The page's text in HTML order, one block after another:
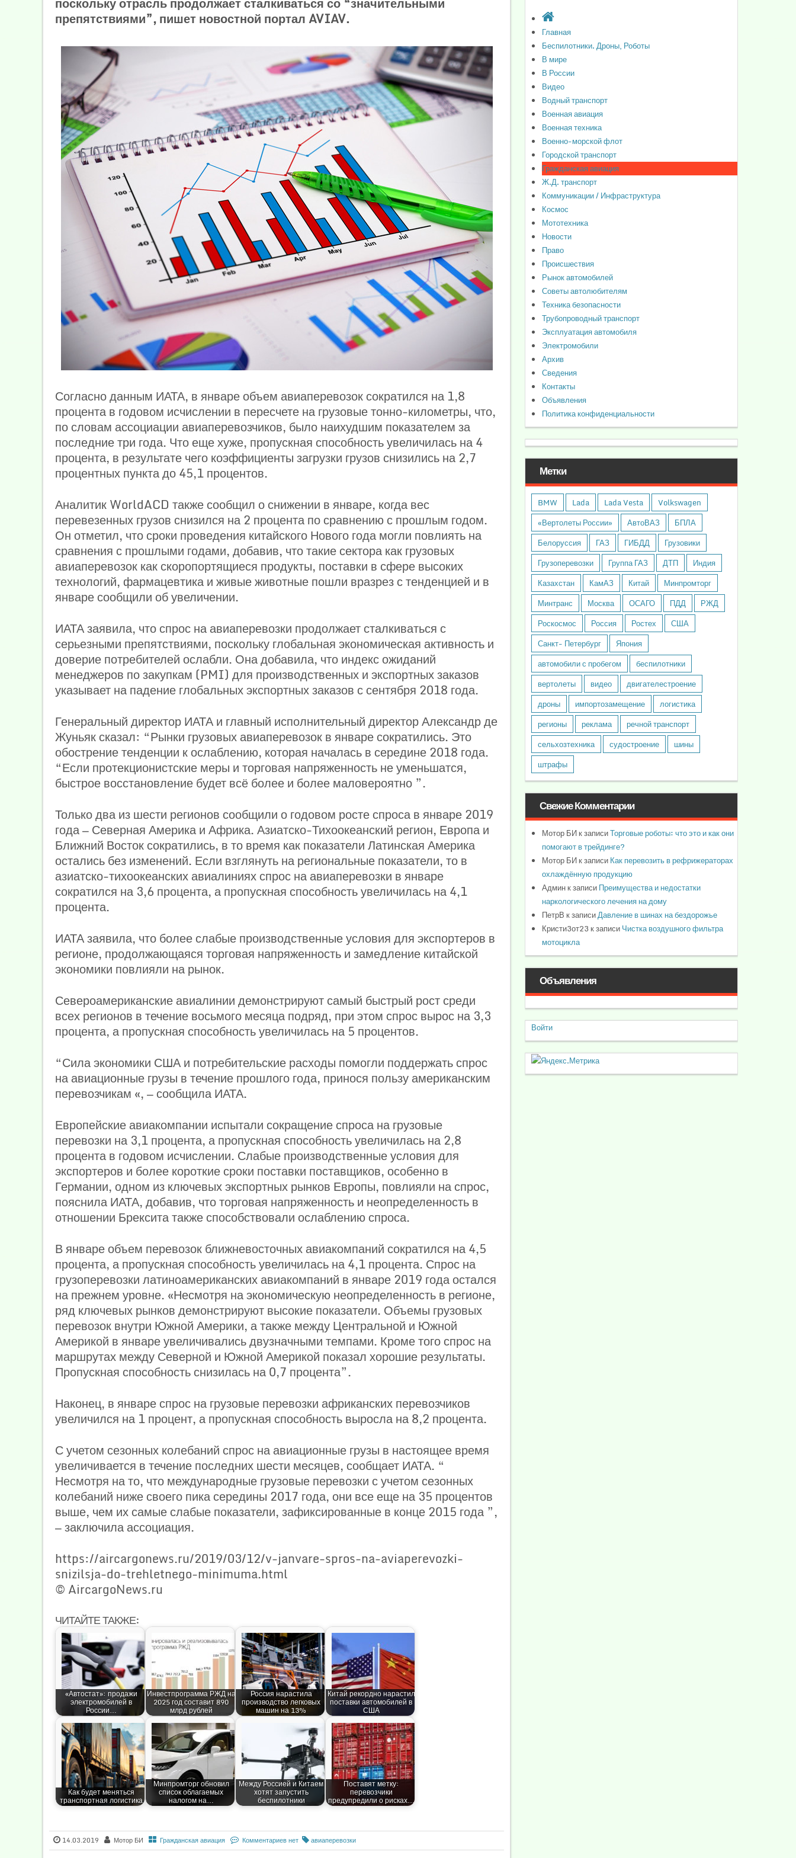
препятствиями”, пишет новостной портал AVIAV.
Согласно данным ИАТА, в январе объем авиаперевозок сократился на 1,8
процента в годовом исчислении в пересчете на грузовые тонно-километры, что,
по словам ассоциации авиаперевозчиков, было наихудшим показателем за
последние три года. Что еще хуже, пропускная способность увеличилась на 4
процента, в результате чего коэффициенты загрузки грузов снизились на 2,7
процентных пункта до 45,1 процентов.
Аналитик WorldACD также сообщил о снижении в январе, когда вес
перевезенных грузов снизился на 2 процента по сравнению с прошлым годом.
Он отметил, что сроки проведения китайского Нового года могли повлиять на
сравнения с прошлыми годами, добавив, что такие сектора как грузовых
авиаперевозок как скоропортящиеся продукты, поставки в сфере высоких
технологий, фармацевтика и живые животные пошли вразрез с тенденцией и в
январе сообщили об увеличении.
ИАТА заявила, что спрос на авиаперевозки продолжает сталкиваться с
серьезными препятствиями, поскольку глобальная экономическая активность и
доверие потребителей ослабли. Она добавила, что индекс ожиданий
менеджеров по закупкам (PMI) для производственных и экспортных заказов
указывает на падение глобальных экспортных заказов с сентября 2018 года.
Генеральный директор ИАТА и главный исполнительный директор Александр де
Жуньяк сказал: “Рынки грузовых авиаперевозок в январе сократились. Это
обострение тенденции к ослаблению, которая началась в середине 2018 года.
“Если протекционистские меры и торговая напряженность не уменьшатся,
быстрое восстановление будет всё более и более маловероятно ”.
Только два из шести регионов сообщили о годовом росте спроса в январе 2019
года — Северная Америка и Африка. Азиатско-Тихоокеанский регион, Европа и
Ближний Восток сократились, в то время как показатели Латинская Америка
остались без изменений. Если взглянуть на региональные показатели, то в
азиатско-тихоокеанских авиалиниях спрос на авиаперевозки в январе
сократился на 3,6 процента, а пропускная способность увеличилась на 4,1
процента.
ИАТА заявила, что более слабые производственные условия для экспортеров в
регионе, продолжающаяся торговая напряженность и замедление китайской
экономики повлияли на рынок.
Североамериканские авиалинии демонстрируют самый быстрый рост среди
всех регионов в течение восьмого месяца подряд, при этом спрос вырос на 3,3
процента, а пропускная способность увеличилась на 5 процентов.
“Сила экономики США и потребительские расходы помогли поддержать спрос
на авиационные грузы в течение прошлого года, принося пользу американским
перевозчикам «, — сообщила ИАТА.
Европейские авиакомпании испытали сокращение спроса на грузовые
перевозки на 3,1 процента, а пропускная способность увеличилась на 2,8
процента в годовом исчислении. Слабые производственные условия для
экспортеров и более короткие сроки поставки поставщиков, особенно в
Германии, одном из ключевых экспортных рынков Европы, повлияли на спрос,
пояснила ИАТА, добавив, что торговая напряженность и неопределенность в
отношении Брексита также способствовали ослаблению спроса.
В январе объем перевозок ближневосточных авиакомпаний сократился на 4,5
процента, а пропускная способность увеличилась на 4,1 процента. Спрос на
грузоперевозки латиноамериканских авиакомпаний в январе 2019 года остался
на прежнем уровне. «Несмотря на экономическую неопределенность в регионе,
ряд ключевых рынков демонстрируют высокие показатели. Объемы грузовых
перевозок внутри Южной Америки, а также между Центральной и Южной
Америкой в январе увеличивались двузначными темпами. Кроме того спрос на
маршрутах между Северной и Южной Америкой показал хорошие результаты.
Пропускная способность снизилась на 0,7 процента”.
Наконец, в январе спрос на грузовые перевозки африканских перевозчиков
увеличился на 1 процент, а пропускная способность выросла на 8,2 процента.
С учетом сезонных колебаний спрос на авиационные грузы в настоящее время
увеличивается в течение последних шести месяцев, сообщает ИАТА. “
Несмотря на то, что международные грузовые перевозки с учетом сезонных
колебаний ниже своего пика середины 2017 года, они все еще на 35 процентов
выше, чем их самые слабые показатели, зафиксированные в конце 2015 года ”,
— заключила ассоциация.
https://aircargonews.ru/2019/03/12/v-janvare-spros-na-aviaperevozki-
snizilsja-do-trehletnego-minimuma.html
© AircargoNews.ru
ЧИТАЙТЕ ТАКЖЕ:
«Автостат»: продажи
электромобилей в
России…
Инвестпрограмма РЖД на
2025 год составит 890
млрд рублей
Россия нарастила
производство легковых
машин на 13%
Китай рекордно нарастил
поставки автомобилей в
США
Как будет меняться
транспортная логистика
Минпромторг обновил
список облагаемых
налогом на…
Между Россией и Китаем
хотят запустить
беспилотники
Поставят метку:
перевозчики
предупредили о рисках…
14.03.2019 Мотор БИ Гражданская авиация Комментариев нет авиаперевозки
Главная
Беспилотники. Дроны, Роботы
В мире
В России
Видео
Водный транспорт
Военная авиация
Военная техника
Военно-морской флот
Городской транспорт
Гражданская авиация
Ж.Д. транспорт
Коммуникации / Инфраструктура
Космос
Мототехника
Новости
Право
Происшествия
Рынок автомобилей
Советы автолюбителям
Техника безопасности
Трубопроводный транспорт
Эксплуатация автомобиля
Электромобили
Архив
Сведения
Контакты
Объявления
Политика конфиденциальности
Метки
BMW Lada Lada Vesta
Volkswagen
«Вертолеты России»
АвтоВАЗ
БПЛА
Белоруссия
ГАЗ ГИБДД
Грузовики
Грузоперевозки
Группа ГАЗ ДТП
Индия
Казахстан
КамАЗ Китай
Минпромторг
Минтранс
Москва ОСАГО ПДД
РЖД
Роскосмос
Россия Ростех
США
Санкт- Петербург
Япония
автомобили с пробегом
беспилотники
вертолеты
видео
двигателестроение
дроны
импортозамещение
логистика
регионы
реклама
речной транспорт
сельхозтехника
судостроение
шины
штрафы
Свежие Комментарии
Мотор БИк записиТорговые роботы: что это и как они
помогают в трейдинге?
Мотор БИк записиКак перевозить в рефрижераторах
охлаждённую продукцию
Админк записиПреимущества и недостатки
наркологического лечения на дому
ПетрВ к записиДавление в шинах на бездорожье
Кристи3от23 к записиЧистка воздушного фильтра
мотоцикла
Объявления
Войти